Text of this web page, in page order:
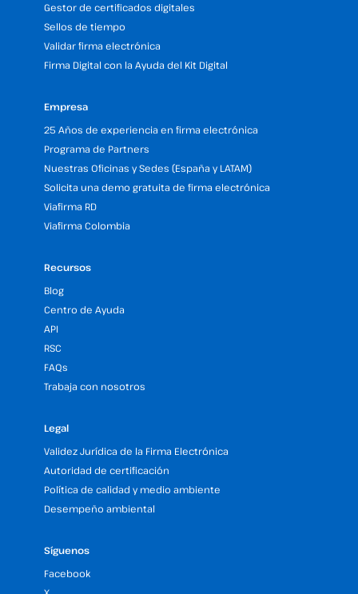
Gestor de certificados digitales
Sellos de tiempo
Validar firma electrónica
Firma Digital con la Ayuda del Kit Digital
Empresa
25 Años de experiencia en firma electrónica
Programa de Partners
Nuestras Oficinas y Sedes (España y LATAM)
Solicita una demo gratuita de firma electrónica
Viafirma RD
Viafirma Colombia
Recursos
Blog
Centro de Ayuda
API
RSC
FAQs
Trabaja con nosotros
Legal
Validez Jurídica de la Firma Electrónica
Autoridad de certificación
Política de calidad y medio ambiente
Desempeño ambiental
Síguenos
Facebook